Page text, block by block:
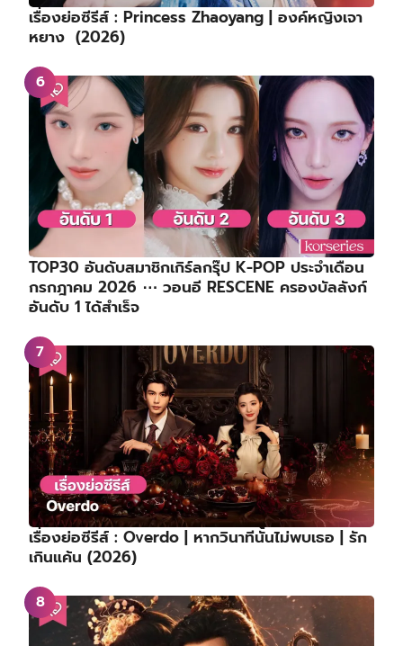
เรื่องย่อซีรีส์ : Princess Zhaoyang | องค์หญิงเจา
หยาง (2026)
TOP30 อันดับสมาชิกเกิร์ลกรุ๊ป K-POP ประจำเดือน
กรกฎาคม 2026 ⋯ วอนอี RESCENE ครองบัลลังก์
อันดับ 1 ได้สำเร็จ
เรื่องย่อซีรีส์ : Overdo | หากวินาทีนั้นไม่พบเธอ | รัก
เกินแค้น (2026)